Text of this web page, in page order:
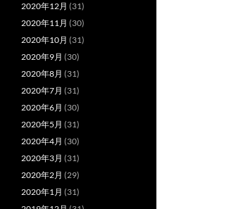
2020年12月 (31)
2020年11月 (30)
2020年10月 (31)
2020年9月 (30)
2020年8月 (31)
2020年7月 (31)
2020年6月 (30)
2020年5月 (31)
2020年4月 (30)
2020年3月 (31)
2020年2月 (29)
2020年1月 (31)